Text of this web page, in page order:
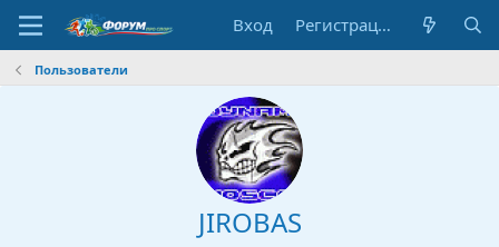
Вход Регистрация
Пользователи
JIROBAS